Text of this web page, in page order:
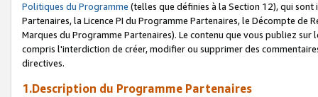
Politiques du Programme (telles que définies à la Section 12), qui
Partenaires, la Licence PI du Programme Partenaires, le Décompte de
Marques du Programme Partenaires). Le contenu que vous publiez
compris l'interdiction de créer, modifier ou supprimer des
directives.
1.Description du Programme Partenaires